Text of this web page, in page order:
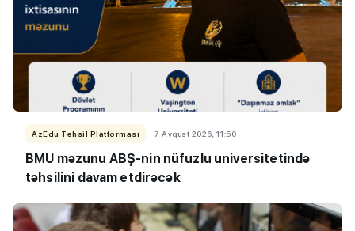
AzEdu Təhsil Platforması 7 Avqust 2026, 11:50
BMU məzunu ABŞ-nin nüfuzlu universitetində
təhsilini davam etdirəcək